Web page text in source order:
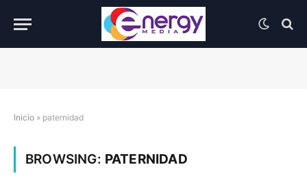
Inicio » paternidad
BROWSING: PATERNIDAD